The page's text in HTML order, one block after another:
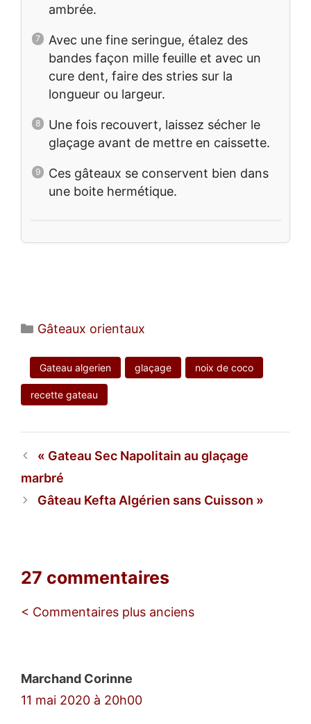
ambrée.
Avec une fine seringue, étalez des
bandes façon mille feuille et avec un
cure dent, faire des stries sur la
longueur ou largeur.
Une fois recouvert, laissez sécher le
glaçage avant de mettre en caissette.
Ces gâteaux se conservent bien dans
une boite hermétique.
Catégories
Gâteaux orientaux
Gateau algerien glaçage noix de coco
recette gateau
Gateau Sec Napolitain au glaçage
marbré
Gâteau Kefta Algérien sans Cuisson
27 commentaires
Navigation
< Commentaires plus anciens
Marchand Corinne
11 mai 2020 à 20h00